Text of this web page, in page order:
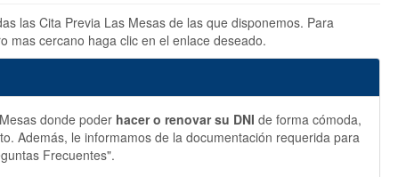
las Cita Previa Las Mesas de las que disponemos. Para
mas cercano haga clic en el enlace deseado.
donde poder hacer o renovar su DNI de forma cómoda,
Además, le informamos de la documentación requerida para
Frecuentes".